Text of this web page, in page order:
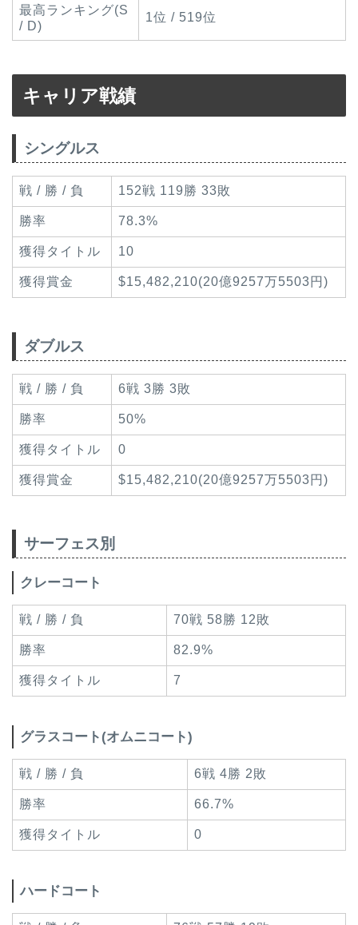
最高ランキング(S
/ D)
1位 / 519位
キャリア戦績
シングルス
戦 / 勝 / 負 152戦 119勝 33敗
勝率 78.3%
獲得タイトル 10
獲得賞金 $15,482,210(20億9257万5503円)
ダブルス
戦 / 勝 / 負 6戦 3勝 3敗
勝率 50%
獲得タイトル 0
獲得賞金 $15,482,210(20億9257万5503円)
サーフェス別
クレーコート
戦 / 勝 / 負 70戦 58勝 12敗
勝率 82.9%
獲得タイトル 7
グラスコート(オムニコート)
戦 / 勝 / 負 6戦 4勝 2敗
勝率 66.7%
獲得タイトル 0
ハードコート